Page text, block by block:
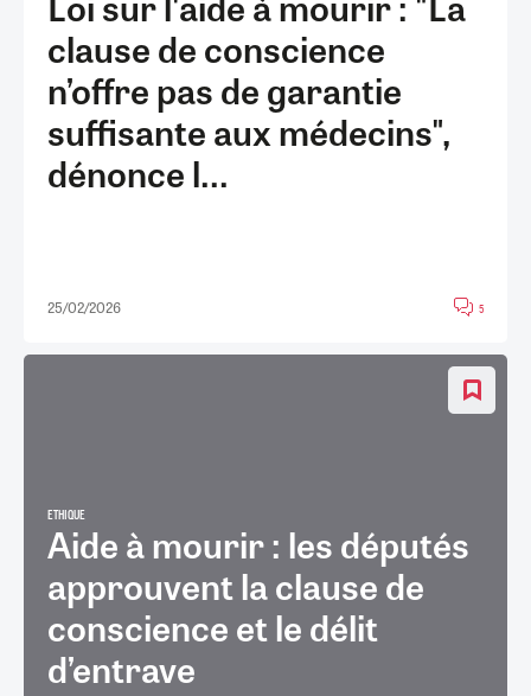
clause de conscience
n’offre pas de garantie
suffisante aux médecins",
dénonce l...
25/02/2026 5
ETHIQUE
Aide à mourir : les députés
approuvent la clause de
conscience et le délit
d’entrave